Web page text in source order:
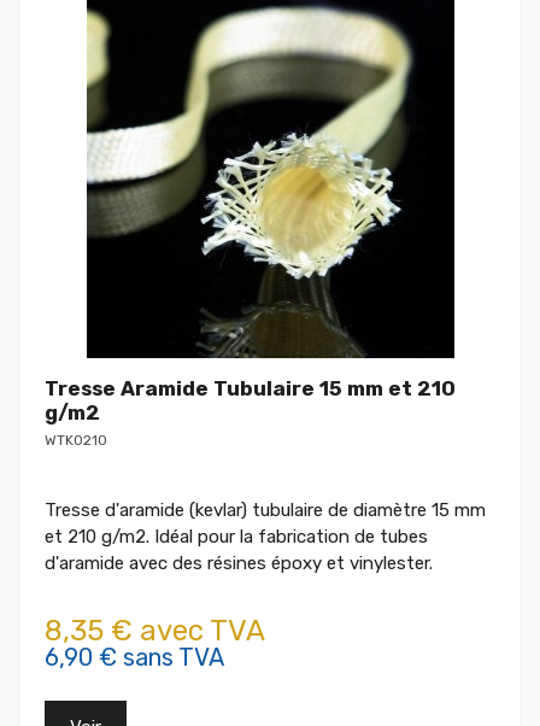
Tresse Aramide Tubulaire 15 mm et 210
g/m2
WTK0210
Tresse d'aramide (kevlar) tubulaire de diamètre 15 mm
et 210 g/m2. Idéal pour la fabrication de tubes
d'aramide avec des résines époxy et vinylester.
8,35 € avec TVA
6,90 € sans TVA